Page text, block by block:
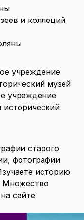
и коллеций
учреждение
исторический
старого
фотографии
историю
Множество
сайте